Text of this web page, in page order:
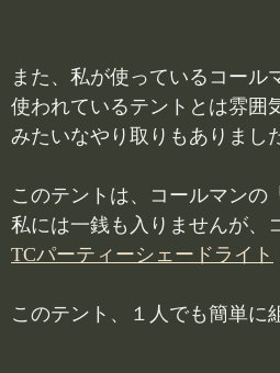
また、私が使っているコール
使われているテントとは雰囲
みたいなやり取りもありまし
このテントは、コールマンの
私には一銭も入りませんが、
TCパーティーシェードライト
このテント、１人でも簡単に